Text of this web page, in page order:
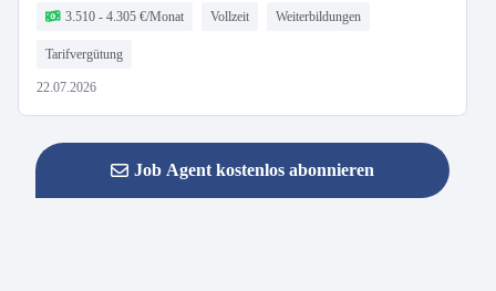
3.510 - 4.305 €/Monat Vollzeit Weiterbildungen
Tarifvergütung
22.07.2026
Job Agent kostenlos abonnieren